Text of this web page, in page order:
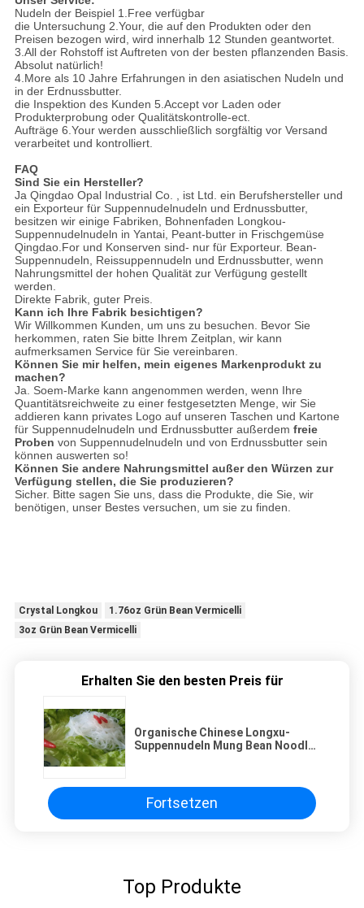
Nudeln der Beispiel 1.Free verfügbar
die Untersuchung 2.Your, die auf den Produkten oder den
Preisen bezogen wird, wird innerhalb 12 Stunden geantwortet.
3.All der Rohstoff ist Auftreten von der besten pflanzenden Basis.
Absolut natürlich!
4.More als 10 Jahre Erfahrungen in den asiatischen Nudeln und
in der Erdnussbutter.
die Inspektion des Kunden 5.Accept vor Laden oder
Produkterprobung oder Qualitätskontrolle-ect.
Aufträge 6.Your werden ausschließlich sorgfältig vor Versand
verarbeitet und kontrolliert.
FAQ
Sind Sie ein Hersteller?
Ja Qingdao Opal Industrial Co. , ist Ltd. ein Berufshersteller und
ein Exporteur für Suppennudelnudeln und Erdnussbutter,
besitzen wir einige Fabriken, Bohnenfaden Longkou-
Suppennudelnudeln in Yantai, Peant-butter in Frischgemüse
Qingdao.For und Konserven sind- nur für Exporteur. Bean-
Suppennudeln, Reissuppennudeln und Erdnussbutter, wenn
Nahrungsmittel der hohen Qualität zur Verfügung gestellt
werden.
Direkte Fabrik, guter Preis.
Kann ich Ihre Fabrik besichtigen?
Wir Willkommen Kunden, um uns zu besuchen. Bevor Sie
herkommen, raten Sie bitte Ihrem Zeitplan, wir kann
aufmerksamen Service für Sie vereinbaren.
Können Sie mir helfen, mein eigenes Markenprodukt zu
machen?
Ja. Soem-Marke kann angenommen werden, wenn Ihre
Quantitätsreichweite zu einer festgesetzten Menge, wir Sie
addieren kann privates Logo auf unseren Taschen und Kartone
für Suppennudelnudeln und Erdnussbutter außerdem freie
Proben von Suppennudelnudeln und von Erdnussbutter sein
können auswerten so!
Können Sie andere Nahrungsmittel außer den Würzen zur
Verfügung stellen, die Sie produzieren?
Sicher. Bitte sagen Sie uns, dass die Produkte, die Sie, wir
benötigen, unser Bestes versuchen, um sie zu finden.
Crystal Longkou
1.76oz Grün Bean Vermicelli
3oz Grün Bean Vermicelli
Erhalten Sie den besten Preis für
Organische Chinese Longxu-
Suppennudeln Mung Bean Noodles
Fortsetzen
Top Produkte